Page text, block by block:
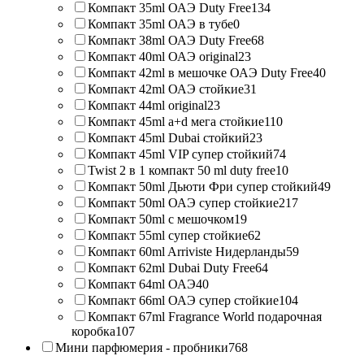
Компакт 35ml ОАЭ Duty Free134
Компакт 35ml ОАЭ в тубе0
Компакт 38ml ОАЭ Duty Free68
Компакт 40ml ОАЭ original23
Компакт 42ml в мешочке ОАЭ Duty Free40
Компакт 42ml ОАЭ стойкие31
Компакт 44ml original23
Компакт 45ml a+d мега стойкие110
Компакт 45ml Dubai стойкий23
Компакт 45ml VIP супер стойкий74
Twist 2 в 1 компакт 50 ml duty free10
Компакт 50ml Дьюти Фри супер стойкий49
Компакт 50ml ОАЭ супер стойкие217
Компакт 50ml с мешочком19
Компакт 55ml супер стойкие62
Компакт 60ml Arriviste Нидерланды59
Компакт 62ml Dubai Duty Free64
Компакт 64ml ОАЭ40
Компакт 66ml ОАЭ супер стойкие104
Компакт 67ml Fragrance World подарочная
коробка107
Мини парфюмерия - пробники768